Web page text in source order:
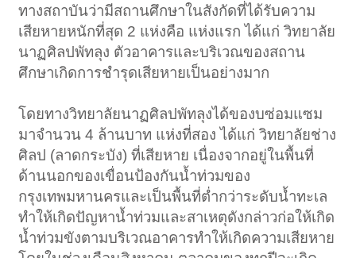
ทางสถาบันว่ามีสถานศึกษาในสังกัดที่ได้รับความ
เสียหายหนักที่สุด 2 แห่งคือ แห่งแรก ได้แก่ วิทยาลัย
นาฏศิลปพัทลุง ตัวอาคารและบริเวณของสถาน
ศึกษาเกิดการชำรุดเสียหายเป็นอย่างมาก
โดยทางวิทยาลัยนาฏศิลปพัทลุงได้ของบซ่อมแซม
มาจำนวน 4 ล้านบาท แห่งที่สอง ได้แก่ วิทยาลัยช่าง
ศิลป (ลาดกระบัง) ที่เสียหาย เนื่องจากอยู่ในพื้นที่
ด้านนอกของเขื่อนป้องกันน้ำท่วมของ
กรุงเทพมหานครและเป็นพื้นที่ต่ำกว่าระดับน้ำทะเล
ทำให้เกิดปัญหาน้ำท่วมและสาเหตุดังกล่าวก่อให้เกิด
น้ำท่วมขังตามบริเวณอาคารทำให้เกิดความเสียหาย